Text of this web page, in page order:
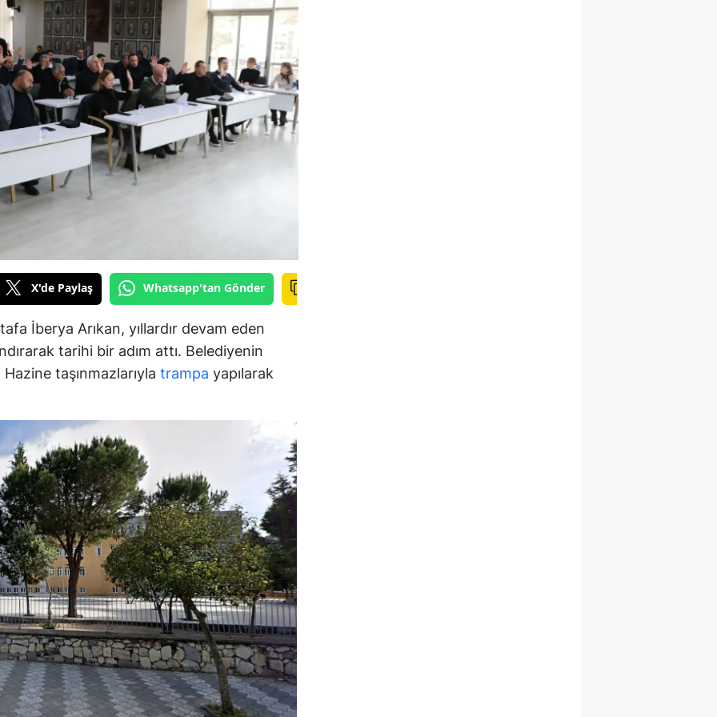
X'de Paylaş Whatsapp'tan Gönder
İberya Arıkan, yıllardır devam eden
tarihi bir adım attı. Belediyenin
taşınmazlarıyla trampa yapılarak